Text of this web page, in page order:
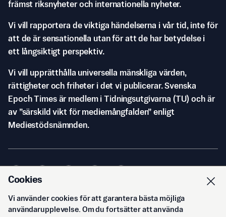
främst riksnyheter och internationella nyheter.
Vi vill rapportera de viktiga händelserna i vår tid, inte för
att de är sensationella utan för att de har betydelse i
ett långsiktigt perspektiv.
Vi vill upprätthålla universella mänskliga värden,
rättigheter och friheter i det vi publicerar. Svenska
Epoch Times är medlem i Tidningsutgivarna (TU) och är
av ”särskild vikt för mediemångfalden” enligt
Mediestödsnämnden.
© Svenska Epoch Times AB2026
Cookies
Vi använder cookies för att garantera bästa möjliga
användarupplevelse. Om du fortsätter att använda